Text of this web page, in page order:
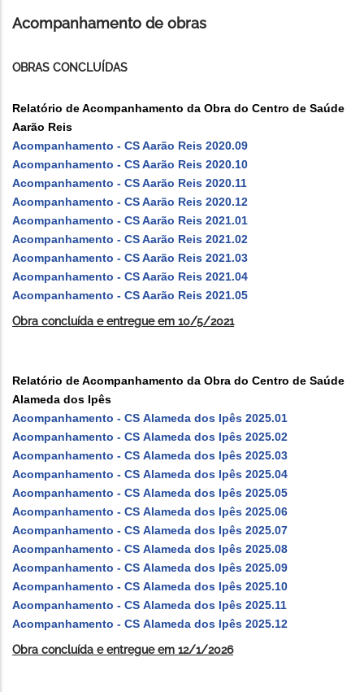
Acompanhamento de obras
OBRAS CONCLUÍDAS
Relatório de Acompanhamento da Obra do Centro de Saúde
Aarão Reis
Acompanhamento - CS Aarão Reis 2020.09
Acompanhamento - CS Aarão Reis 2020.10
Acompanhamento - CS Aarão Reis 2020.11
Acompanhamento - CS Aarão Reis 2020.12
Acompanhamento - CS Aarão Reis 2021.01
Acompanhamento - CS Aarão Reis 2021.02
Acompanhamento - CS Aarão Reis 2021.03
Acompanhamento - CS Aarão Reis 2021.04
Acompanhamento - CS Aarão Reis 2021.05
Obra concluída e entregue em 10/5/2021
Relatório de Acompanhamento da Obra do Centro de Saúde
Alameda dos Ipês
Acompanhamento - CS Alameda dos Ipês 2025.01
Acompanhamento - CS Alameda dos Ipês 2025.02
Acompanhamento - CS Alameda dos Ipês 2025.03
Acompanhamento - CS Alameda dos Ipês 2025.04
Acompanhamento - CS Alameda dos Ipês 2025.05
Acompanhamento - CS Alameda dos Ipês 2025.06
Acompanhamento - CS Alameda dos Ipês 2025.07
Acompanhamento - CS Alameda dos Ipês 2025.08
Acompanhamento - CS Alameda dos Ipês 2025.09
Acompanhamento - CS Alameda dos Ipês 2025.10
Acompanhamento - CS Alameda dos Ipês 2025.11
Acompanhamento - CS Alameda dos Ipês 2025.12
Obra concluída e entregue em 12/1/2026